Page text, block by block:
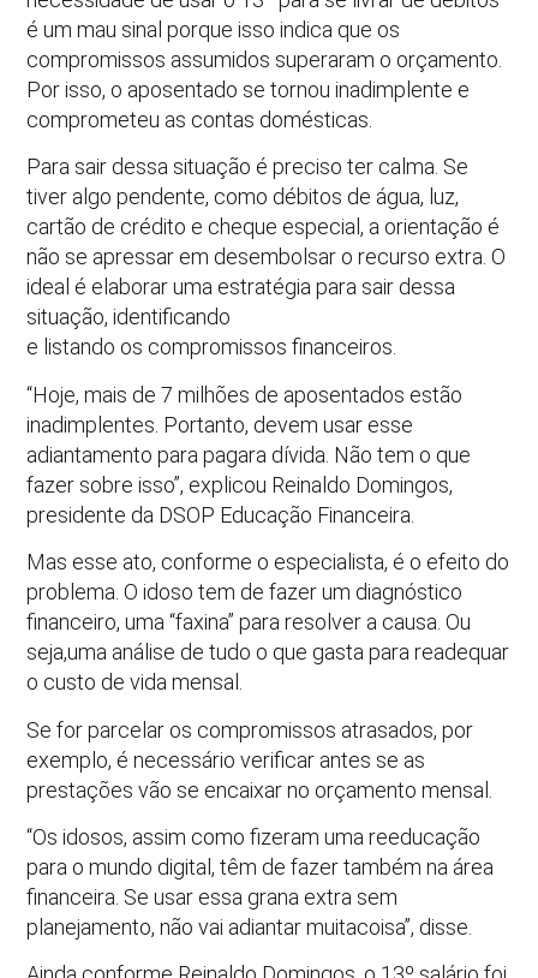
é um mau sinal porque isso indica que os
compromissos assumidos superaram o orçamento.
Por isso, o aposentado se tornou inadimplente e
comprometeu as contas domésticas.
Para sair dessa situação é preciso ter calma. Se
tiver algo pendente, como débitos de água, luz,
cartão de crédito e cheque especial, a orientação é
não se apressar em desembolsar o recurso extra. O
ideal é elaborar uma estratégia para sair dessa
situação, identificando
e listando os compromissos financeiros.
“Hoje, mais de 7 milhões de aposentados estão
inadimplentes. Portanto, devem usar esse
adiantamento para pagara dívida. Não tem o que
fazer sobre isso”, explicou Reinaldo Domingos,
presidente da DSOP Educação Financeira.
Mas esse ato, conforme o especialista, é o efeito do
problema. O idoso tem de fazer um diagnóstico
financeiro, uma “faxina” para resolver a causa. Ou
seja,uma análise de tudo o que gasta para readequar
o custo de vida mensal.
Se for parcelar os compromissos atrasados, por
exemplo, é necessário verificar antes se as
prestações vão se encaixar no orçamento mensal.
“Os idosos, assim como fizeram uma reeducação
para o mundo digital, têm de fazer também na área
financeira. Se usar essa grana extra sem
planejamento, não vai adiantar muitacoisa”, disse.